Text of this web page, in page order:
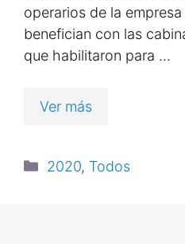
operarios de la
benefician con las
que habilitaron para …
Ver más
2020, Todos